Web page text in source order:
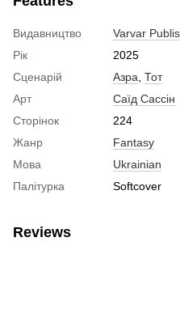
Видавництво
Varvar
Рік
2025
Сценарій
Азра Тот
Арт
Саїд Сассін
Сторінок
224
Жанр
Fantasy
Мова
Ukrainian
Палітурка
Softcover
Reviews